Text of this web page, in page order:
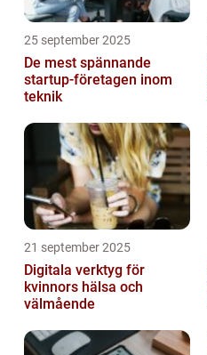
25 september 2025
De mest spännande
startup-företagen inom
teknik
21 september 2025
Digitala verktyg för
kvinnors hälsa och
välmående